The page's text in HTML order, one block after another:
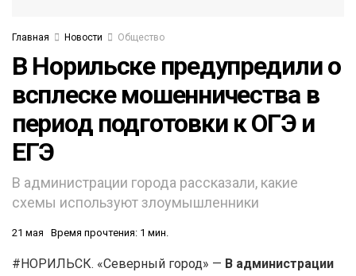
Главная Новости Общество
В Норильске предупредили о
всплеске мошенничества в
период подготовки к ОГЭ и
ЕГЭ
В администрации города рассказали, какие
схемы используют злоумышленники
21 мая Время прочтения: 1 мин.
#НОРИЛЬСК. «Северный город» — В администрации